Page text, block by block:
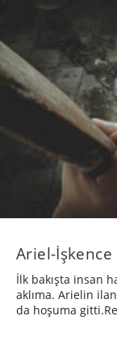
Ariel-İşkence
İlk bakışta insan
aklıma. Arielin
da hoşuma